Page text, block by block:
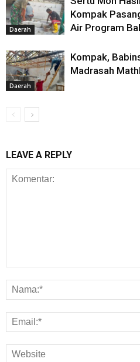
Daerah
Kompak
Air Program
Daerah
Kompak,
Madrasah
LEAVE A REPLY